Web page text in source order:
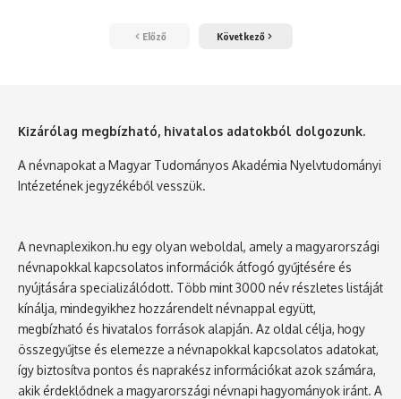
Előző Következő
Kizárólag megbízható, hivatalos adatokból dolgozunk.
A névnapokat a Magyar Tudományos Akadémia Nyelvtudományi
Intézetének jegyzékéből vesszük.
A nevnaplexikon.hu egy olyan weboldal, amely a magyarországi
névnapokkal kapcsolatos információk átfogó gyűjtésére és
nyújtására specializálódott. Több mint 3000 név részletes listáját
kínálja, mindegyikhez hozzárendelt névnappal együtt,
megbízható és hivatalos források alapján. Az oldal célja, hogy
összegyűjtse és elemezze a névnapokkal kapcsolatos adatokat,
így biztosítva pontos és naprakész információkat azok számára,
akik érdeklődnek a magyarországi névnapi hagyományok iránt. A